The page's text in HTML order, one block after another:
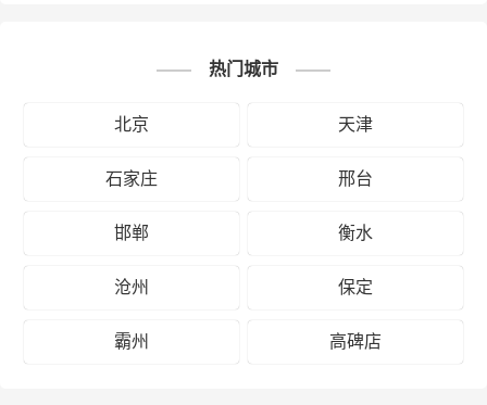
热门城市
北京 天津
石家庄 邢台
邯郸 衡水
沧州 保定
霸州 高碑店